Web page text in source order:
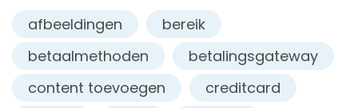
afbeeldingen
bereik
betaalmethoden
betalingsgateway
content toevoegen
creditcard